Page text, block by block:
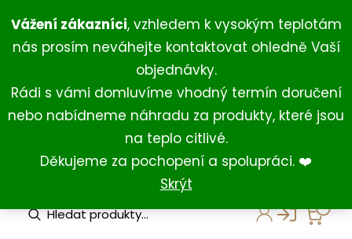
Vážení zákazníci, vzhledem k vysokým teplotám
nás prosím neváhejte kontaktovat ohledně Vaší
objednávky.
Rádi s vámi domluvíme vhodný termín doručení
nebo nabídneme náhradu za produkty, které jsou
na teplo citlivé.
Děkujeme za pochopení a spolupráci. ❤️
Skrýt
na
obsah
+420 734 429 111 (Po-Ne 8:00-18:00)
+420 731 127 211 (For English)